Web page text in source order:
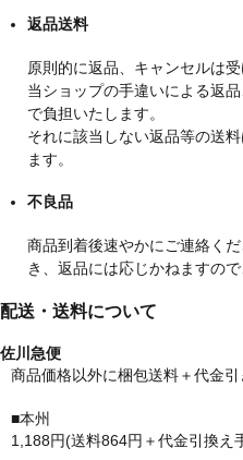
返品送料
原則的に返品、キャンセルは受
当ショップの手違いによる返
で負担いたします。
それに該当しない返品等の送
ます。
不良品
商品到着後速やかにご連絡く
き、返品には応じかねますので
配送・送料について
佐川急便
商品価格以外に梱包送料＋代金
■本州
1,188円(送料864円＋代金引換え